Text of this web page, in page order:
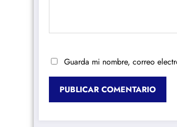
Guarda mi nombre, correo